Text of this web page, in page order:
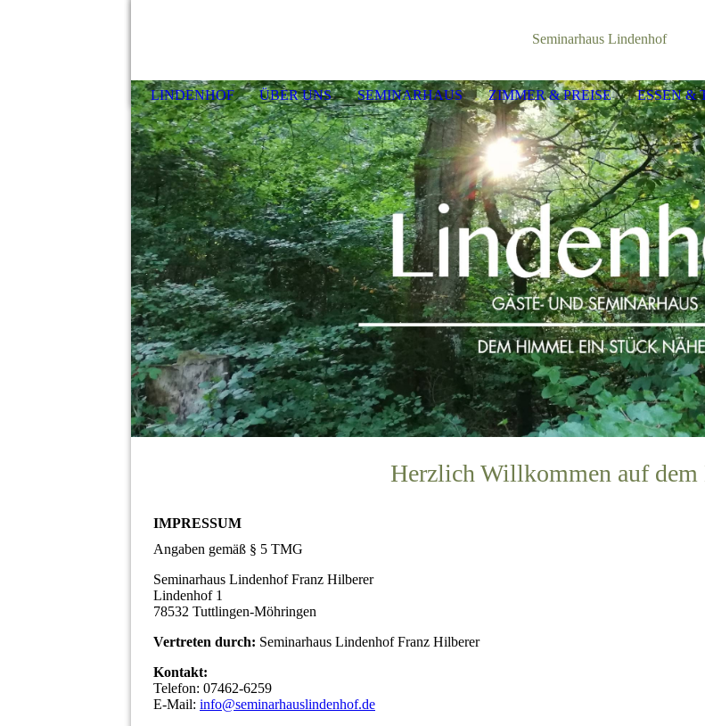
Seminarhaus Lindenhof
LINDENHOF ÜBER UNS SEMINARHAUS ZIMMER & PREISE ESSEN &
Herzlich Willkommen auf
IMPRESSUM
Angaben gemäß § 5 TMG
Seminarhaus Lindenhof Franz Hilberer
Lindenhof 1
78532 Tuttlingen-Möhringen
Vertreten durch: Seminarhaus Lindenhof Franz Hilberer
Kontakt:
Telefon: 07462-6259
E-Mail: info@seminarhauslindenhof.de